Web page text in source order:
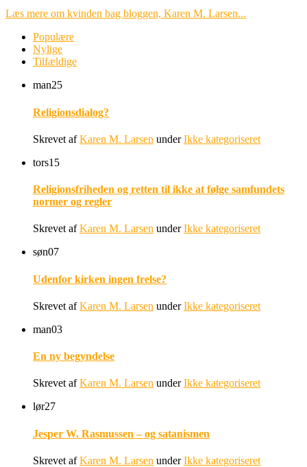
Læs mere om kvinden bag bloggen, Karen M. Larsen...
Populære
Nylige
Tilfældige
man25
Religionsdialog?
Skrevet afKaren M. Larsen underIkke kategoriseret
tors15
Religionsfriheden og retten til ikke at følge samfundets
normer og regler
Skrevet afKaren M. Larsen underIkke kategoriseret
søn07
Udenfor kirken ingen frelse?
Skrevet afKaren M. Larsen underIkke kategoriseret
man03
En ny begyndelse
Skrevet afKaren M. Larsen underIkke kategoriseret
lør27
Jesper W. Rasmussen – og satanismen
Skrevet afKaren M. Larsen underIkke kategoriseret